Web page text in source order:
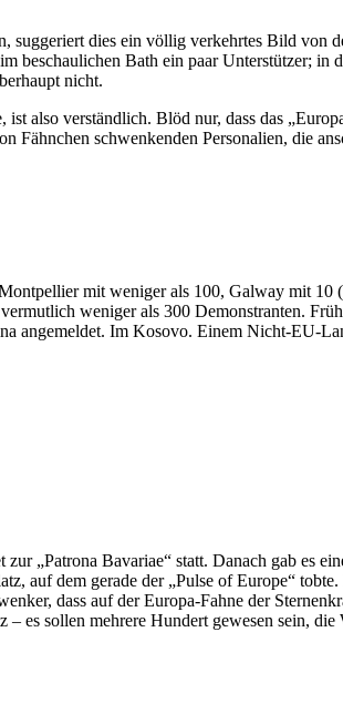
suggeriert dies ein völlig verkehrtes Bild von
beschaulichen Bath ein paar Unterstützer;
nicht.
also verständlich. Blöd nur, dass das
Fähnchen schwenkenden Personalien, die
mit weniger als 100, Galway mit
weniger als 300 Demonstranten.
angemeldet. Im Kosovo. Einem Nicht-EU-
„Patrona Bavariae“ statt. Danach gab es
auf dem gerade der „Pulse of Europe“
dass auf der Europa-Fahne der
es sollen mehrere Hundert gewesen sein,